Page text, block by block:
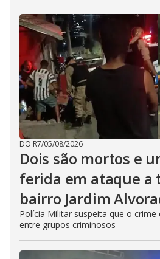
DO R7/05/08/2026
Dois são mortos e
ferida em ataque a
bairro Jardim
Polícia Militar suspeita que o
entre grupos criminosos